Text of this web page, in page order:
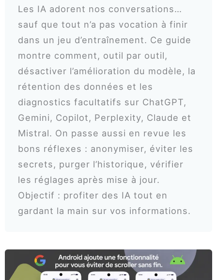
Les IA adorent nos conversations…
sauf que tout n’a pas vocation à finir
dans un jeu d’entraînement. Ce guide
montre comment, outil par outil,
désactiver l’amélioration du modèle, la
rétention des données et les
diagnostics facultatifs sur ChatGPT,
Gemini, Copilot, Perplexity, Claude et
Mistral. On passe aussi en revue les
bons réflexes : anonymiser, éviter les
secrets, purger l’historique, vérifier
les réglages après mise à jour.
Objectif : profiter des IA tout en
gardant la main sur vos informations.